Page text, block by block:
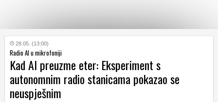
KATEGORIJE
HRVATSKI
WEB
28.05. (13:00)
Radio AI u mikrofoniji
Kad AI preuzme eter: Eksperiment s
autonomnim radio stanicama pokazao se
neuspješnim